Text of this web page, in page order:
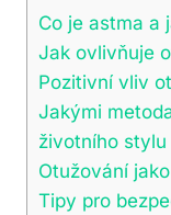
Co je astma a
Jak ovlivňuje
Pozitivní vliv
Jakými
životního
Otužování
Tipy pro